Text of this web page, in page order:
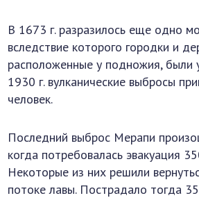
В 1673 г. разразилось еще одно
вследствие которого городки и
расположенные у подножия, были
1930 г. вулканические выбросы
человек.
Последний выброс Мерапи
когда потребовалась эвакуация
Некоторые из них решили
потоке лавы. Пострадало тогда